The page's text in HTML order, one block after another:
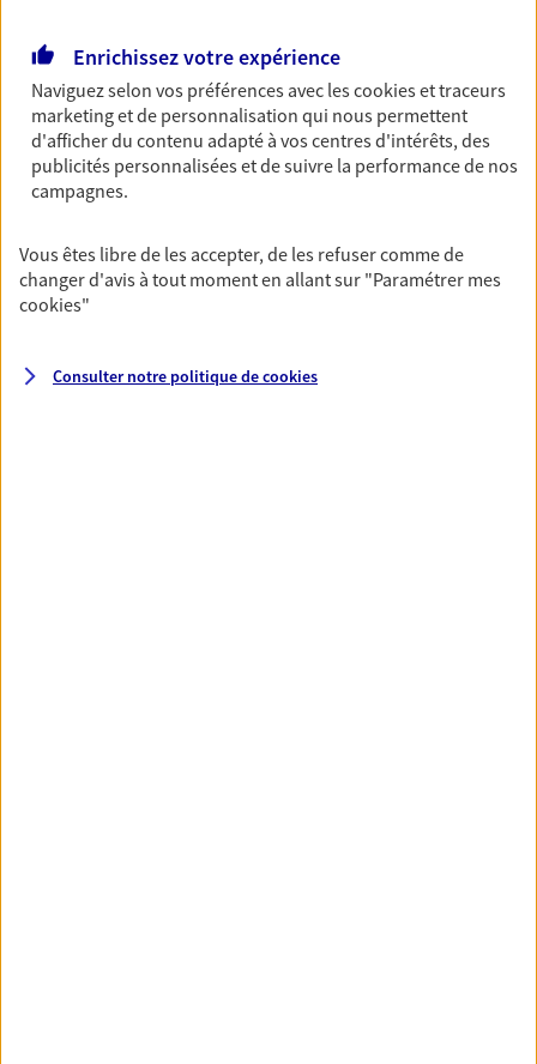
Retraite
Préparez sereinement ce nouveau chapitre de
votre vie avec les conseils d'un expert. Découvrez
notre solution PER (Plan Epargne Retraite)
spécialement conçue pour la retraite.
Découvrir l'offre Retraite
Pour un avenir serein, assurez-vous avec notre
contrat prévoyance. Préservez vos proches en cas
Enrichissez votre expérience
Naviguez selon vos préférences avec lescookies et traceurs
marketing et de personnalisation qui nous permettent
d'afficher du contenu adapté à vos centres d'intérêts, des
publicités personnalisées et de suivre la performance de nos
campagnes.
Vous êtes libre de les accepter, de les refuser comme de
changer d'avis à tout moment en allant sur "Paramétrer mes
cookies"
Consulter notre politique decookies